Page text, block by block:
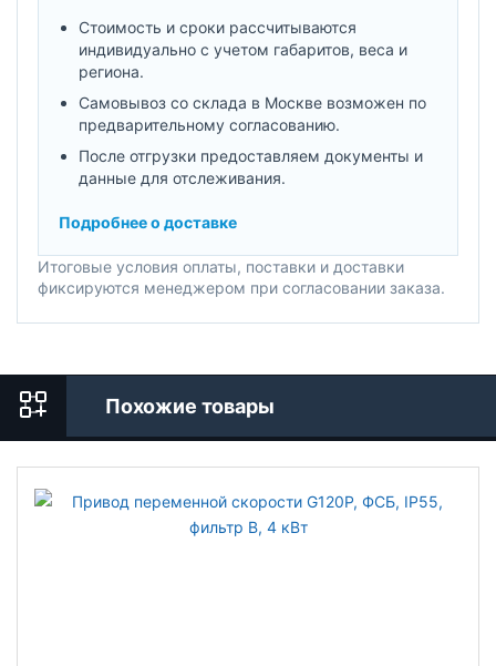
Стоимость и сроки рассчитываются
индивидуально с учетом габаритов, веса и
региона.
Самовывоз со склада в Москве возможен по
предварительному согласованию.
После отгрузки предоставляем документы и
данные для отслеживания.
Подробнее о доставке
Итоговые условия оплаты, поставки и доставки
фиксируются менеджером при согласовании заказа.
Похожие товары